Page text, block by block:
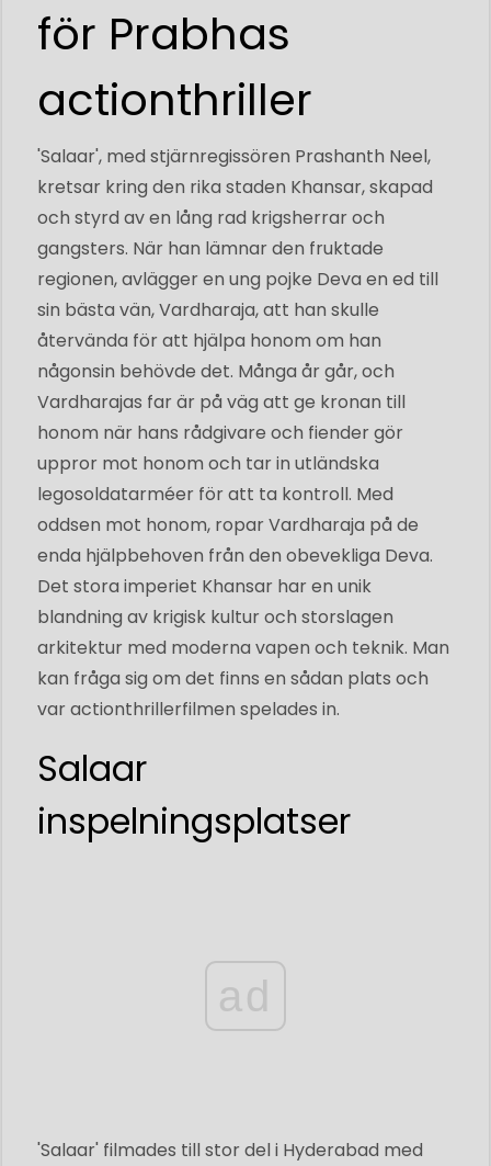
för Prabhas
actionthriller
'Salaar', med stjärnregissören Prashanth Neel,
kretsar kring den rika staden Khansar, skapad
och styrd av en lång rad krigsherrar och
gangsters. När han lämnar den fruktade
regionen, avlägger en ung pojke Deva en ed till
sin bästa vän, Vardharaja, att han skulle
återvända för att hjälpa honom om han
någonsin behövde det. Många år går, och
Vardharajas far är på väg att ge kronan till
honom när hans rådgivare och fiender gör
uppror mot honom och tar in utländska
legosoldatarméer för att ta kontroll. Med
oddsen mot honom, ropar Vardharaja på de
enda hjälpbehoven från den obevekliga Deva.
Det stora imperiet Khansar har en unik
blandning av krigisk kultur och storslagen
arkitektur med moderna vapen och teknik. Man
kan fråga sig om det finns en sådan plats och
var actionthrillerfilmen spelades in.
Salaar
inspelningsplatser
ad
'Salaar' filmades till stor del i Hyderabad med